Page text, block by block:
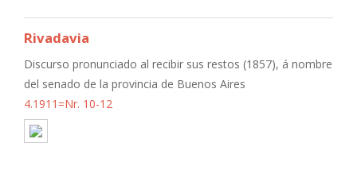
Rivadavia
Discurso pronunciado al recibir sus restos (1857), á nombre
del senado de la provincia de Buenos Aires
4.1911=Nr. 10-12